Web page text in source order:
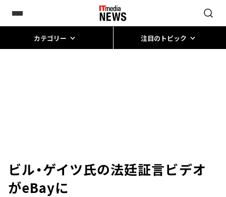
カテゴリー 注目のトピック
ビル・ゲイツ氏の法廷証言ビデオ
がeBayに